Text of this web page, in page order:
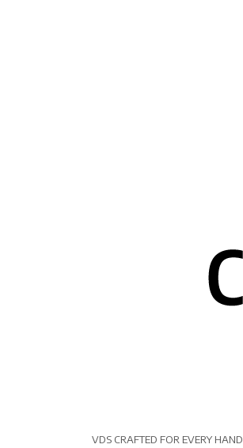
VDS CRAFTED FOR EVERY HAND